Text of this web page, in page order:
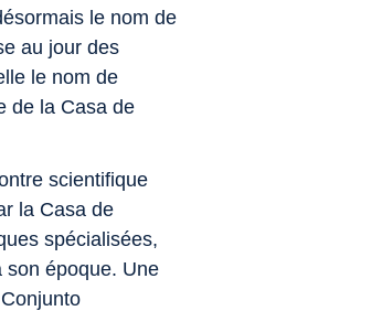
le nom de
au jour des
le nom de
de la Casa de
scientifique
la Casa de
spécialisées,
son époque. Une